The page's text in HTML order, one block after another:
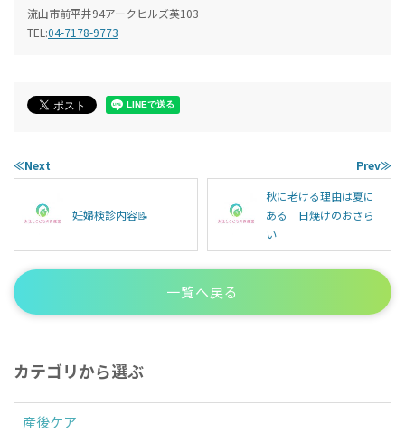
流山市前平井94アークヒルズ英103
TEL:04-7178-9773
≪Next
妊婦検診内容📝
Prev≫
秋に老ける理由は夏に
ある 日焼けのおさら
い
一覧へ戻る
カテゴリから選ぶ
産後ケア